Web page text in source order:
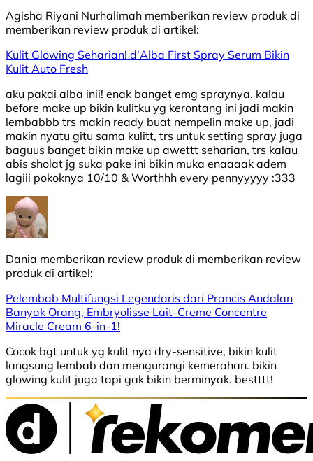
Agisha Riyani Nurhalimah memberikan review produk di
memberikan review produk di artikel:
Kulit Glowing Seharian! d'Alba First Spray Serum Bikin
Kulit Auto Fresh
aku pakai alba inii! enak banget emg spraynya. kalau
before make up bikin kulitku yg kerontang ini jadi makin
lembabbb trs makin ready buat nempelin make up, jadi
makin nyatu gitu sama kulitt, trs untuk setting spray juga
baguus banget bikin make up awettt seharian, trs kalau
abis sholat jg suka pake ini bikin muka enaaaak adem
lagiii pokoknya 10/10 & Worthhh every pennyyyyy :333
Dania memberikan review produk di memberikan review
produk di artikel:
Pelembab Multifungsi Legendaris dari Prancis Andalan
Banyak Orang, Embryolisse Lait-Creme Concentre
Miracle Cream 6-in-1!
Cocok bgt untuk yg kulit nya dry-sensitive, bikin kulit
langsung lembab dan mengurangi kemerahan. bikin
glowing kulit juga tapi gak bikin berminyak. bestttt!